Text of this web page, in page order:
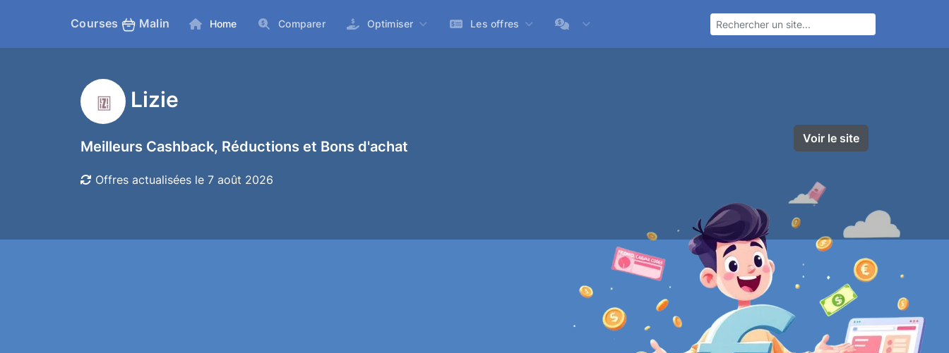
Courses Malin Home Comparer Optimiser Les offres
Lizie
Meilleurs Cashback, Réductions et Bons d'achat
Offres actualisées le 7 août 2026
Voir le site